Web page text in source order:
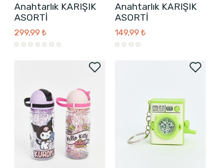
Anahtarlık KARIŞIK
ASORTİ
299,99 ₺
Anahtarlık KARIŞIK
ASORTİ
149,99 ₺